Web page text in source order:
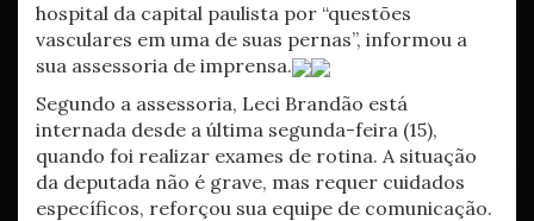
hospital da capital paulista por “questões
vasculares em uma de suas pernas”, informou a
sua assessoria de imprensa.
Segundo a assessoria, Leci Brandão está
internada desde a última segunda-feira (15),
quando foi realizar exames de rotina. A situação
da deputada não é grave, mas requer cuidados
específicos, reforçou sua equipe de comunicação.